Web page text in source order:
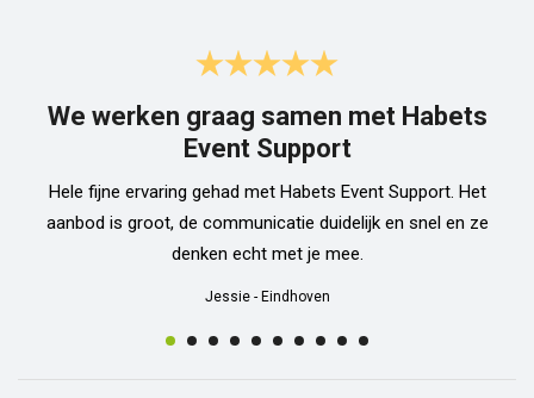
We werken graag samen met Habets
Event Support
Hele fijne ervaring gehad met Habets Event Support. Het
aanbod is groot, de communicatie duidelijk en snel en ze
denken echt met je mee.
Jessie - Eindhoven